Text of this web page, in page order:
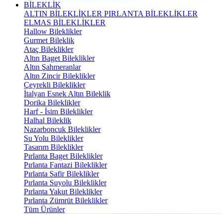
BİLEKLİK
ALTIN BİLEKLİKLER PIRLANTA BİLEKLİKLER
ELMAS BİLEKLİKLER
Hallow Bileklikler
Gurmet Bileklik
Ataç Bileklikler
Altın Baget Bileklikler
Altın Şahmeranlar
Altın Zincir Bileklikler
Çeyrekli Bileklikler
İtalyan Esnek Altın Bileklik
Dorika Bileklikler
Harf - İsim Bileklikler
Halhal Bileklik
Nazarboncuk Bileklikler
Su Yolu Bileklikler
Tasarım Bileklikler
Pırlanta Baget Bileklikler
Pırlanta Fantazi Bileklikler
Pırlanta Safir Bileklikler
Pırlanta Suyolu Bileklikler
Pırlanta Yakut Bileklikler
Pırlanta Zümrüt Bileklikler
Tüm Ürünler